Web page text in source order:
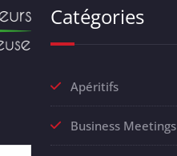
Catégories
Apéritifs
Business Meetings